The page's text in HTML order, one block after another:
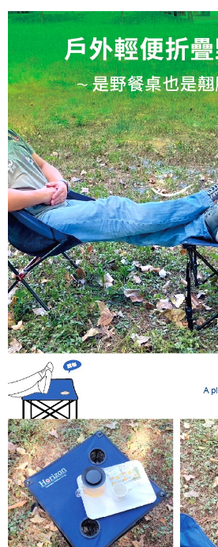
是否繳費成功／繳費後需取消欲退款等相關疑
客戶支援中心」 https://
【注意事項】
１．透過由恩沛科技股份有限公司提供之「
易，需依本服務之必要範圍內提供個人資料，
權轉讓予恩沛科技股份有限公司。
２．關於個人資料處理事宜，請瀏覽以下網址：
https://aftee.tw/terms/#terms3
３．未成年的使用者請事先徵得法定代理人或
「AFTEE先享後付」，若未經同意申辦者引起
任。
４．使用「AFTEE先享後付」時，將依據個別
時審查核予不同之上限額度；若仍有額度不足
請求用戶進行身份認證。
５．嚴禁一人註冊多個帳號或使用他人資訊註
恩沛科技股份有限公司將有權停止該用戶之使